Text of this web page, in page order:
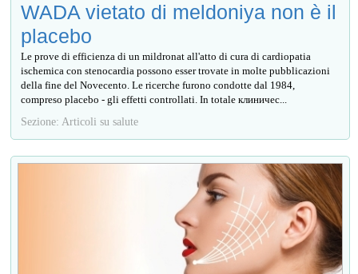
WADA vietato di meldoniya non è il
placebo
Le prove di efficienza di un mildronat all'atto di cura di cardiopatia
ischemica con stenocardia possono esser trovate in molte pubblicazioni
della fine del Novecento. Le ricerche furono condotte dal 1984,
compreso placebo - gli effetti controllati. In totale клиничес...
Sezione: Articoli su salute